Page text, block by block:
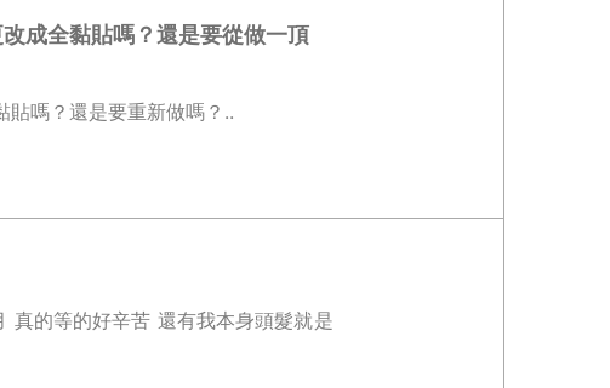
成全黏貼嗎？還是要從做一頂
嗎？還是要重新做嗎？..
真的等的好辛苦 還有我本身頭髮就是